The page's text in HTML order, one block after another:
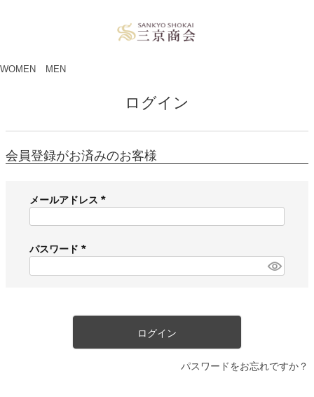
WOMEN MEN
ログイン
会員登録がお済みのお客様
メールアドレス
必
)
パスワード
必
ログイン
パスワードをお忘れですか？